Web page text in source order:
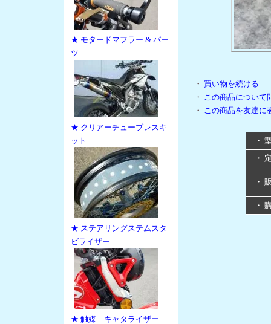
★ モタードマフラー & パー
ツ
★ クリアーチューブレスキ
ット
★ ステアリングステムスタ
ビライザー
★ 触媒 キャタライザー
・ 買い物を続ける
・ この商品について
・ この商品を友達に
・
・
・
・